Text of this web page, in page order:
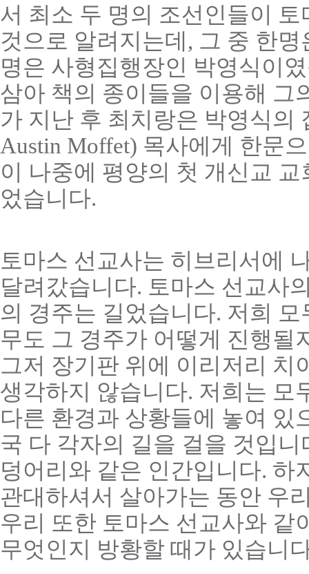
서 최소 두 명의 조선인들이
것으로 알려지는데, 그 중 한
명은 사형집행장인 박영식이
삼아 책의 종이들을 이용해 그
가 지난 후 최치랑은 박영식의
Austin Moffet) 목사에게 한문
이 나중에 평양의 첫 개신교
었습니다.
토마스 선교사는 히브리서에
달려갔습니다. 토마스 선교사
의 경주는 길었습니다. 저희
무도 그 경주가 어떻게 진행될
그저 장기판 위에 이리저리 치
생각하지 않습니다. 저희는 모
다른 환경과 상황들에 놓여 있
국 다 각자의 길을 걸을 것입
덩어리와 같은 인간입니다. 하
관대하셔서 살아가는 동안 우
우리 또한 토마스 선교사와 같
무엇인지 방황할 때가 있습니